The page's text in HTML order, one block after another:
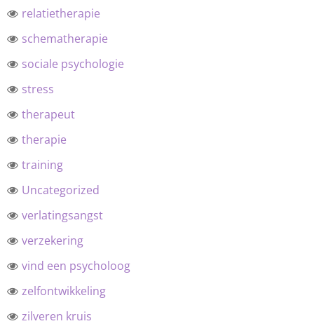
relatietherapie
schematherapie
sociale psychologie
stress
therapeut
therapie
training
Uncategorized
verlatingsangst
verzekering
vind een psycholoog
zelfontwikkeling
zilveren kruis